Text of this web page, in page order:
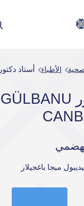
الأطباء أستاذ دكتور GÜLBANU CANBALOĞLU
أستاذ دكتور GÜLBANU
ميجا باغجيلار